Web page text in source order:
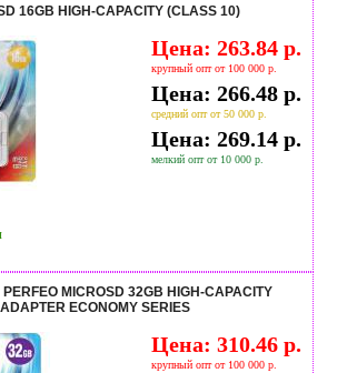
16GB HIGH-CAPACITY (CLASS 10)
Цена: 263.84 р.
крупный опт от 100 000 р.
Цена: 266.48 р.
средний опт от 50 000 р.
Цена: 269.14 р.
мелкий опт от 10 000 р.
MICROSD 32GB HIGH-CAPACITY
ECONOMY SERIES
Цена: 310.46 р.
крупный опт от 100 000 р.